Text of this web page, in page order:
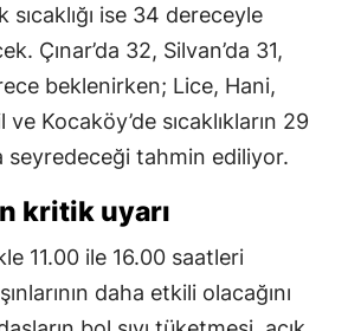
sıcaklığı ise 34 dereceyle
Çınar’da 32, Silvan’da 31,
beklenirken; Lice, Hani,
Kocaköy’de sıcaklıkların 29
seyredeceği tahmin ediliyor.
kritik uyarı
11.00 ile 16.00 saatleri
daha etkili olacağını